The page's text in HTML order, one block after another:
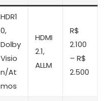
HDR1
0,
Dolby
Visio
n/At
mos
HDMI
2.1,
ALLM
R$
2.100
– R$
2.500